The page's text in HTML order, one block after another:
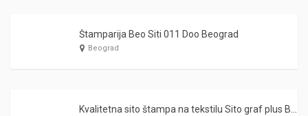
Štamparija Beo Siti 011 Doo Beograd
Beograd
Kvalitetna sito štampa na tekstilu Sito graf plus Boegrad